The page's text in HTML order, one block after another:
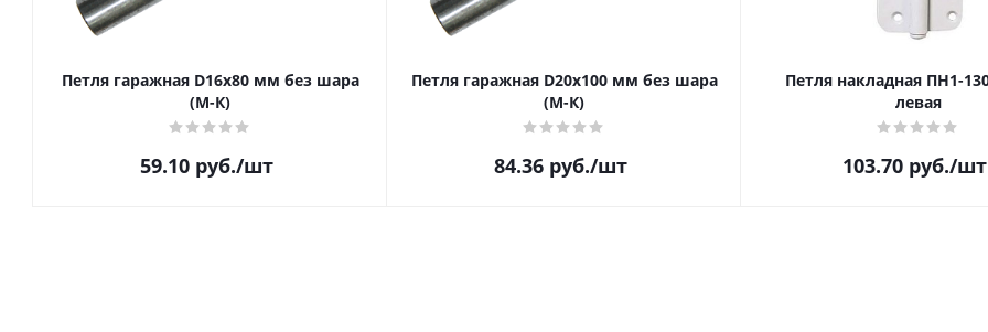
Петля гаражная D16х80 мм без шара
(М-К)
59.10руб./шт
Петля гаражная D20х100 мм без шара
(М-К)
84.36руб./шт
Петля накладная ПН1-
левая
103.70руб./шт